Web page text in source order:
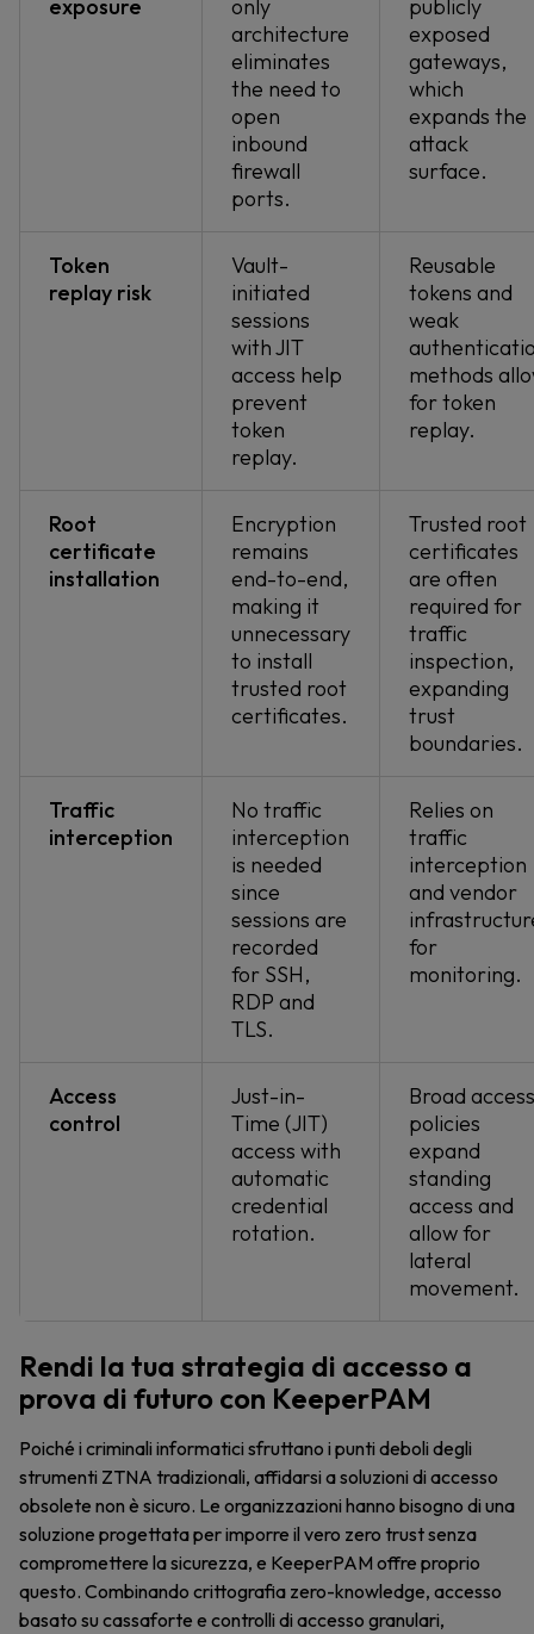
exposure
only
architecture
eliminates
the need to
open
inbound
firewall
ports.
publicly
exposed
gateways,
which
expands the
attack
surface.
Token
replay risk
Vault-
initiated
sessions
with JIT
access help
prevent
token
replay.
Reusable
tokens and
weak
methods
for token
replay.
Root
certificate
installation
Encryption
remains
end-to-end,
making it
unnecessary
to install
trusted root
certificates.
Trusted root
certificates
are often
required for
traffic
inspection,
expanding
trust
boundaries.
Traffic
interception
No traffic
interception
is needed
since
sessions are
recorded
for SSH,
RDP and
TLS.
Relies on
traffic
interception
and vendor
for
monitoring.
Access
control
Just-in-
Time (JIT)
access with
automatic
credential
rotation.
Broad access
policies
expand
standing
access and
allow for
lateral
movement.
Rendi la tua strategia di accesso a
prova di futuro con KeeperPAM
Poiché i criminali informatici sfruttano i punti deboli degli
strumenti ZTNA tradizionali, affidarsi a soluzioni di accesso
obsolete non è sicuro. Le organizzazioni hanno bisogno di una
soluzione progettata per imporre il vero zero trust senza
compromettere la sicurezza, e KeeperPAM offre proprio
questo. Combinando crittografia zero-knowledge, accesso
basato su cassaforte e controlli di accesso granulari,